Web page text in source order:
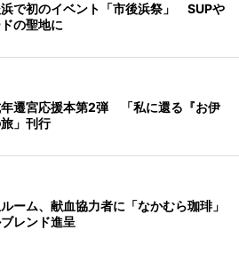
で初のイベント「市後浜祭」 SUPや
の聖地に
遷宮応援本第2弾 「私に還る『お伊
」刊行
ーム、献血協力者に「なかむら珈琲」
レンド進呈